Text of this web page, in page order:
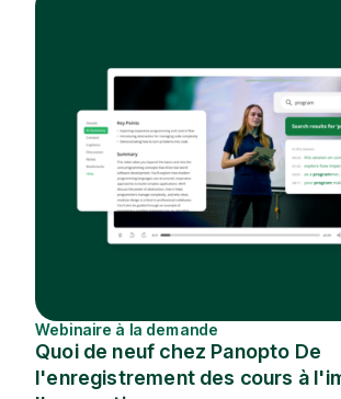
Webinaire à la demande
Quoi de neuf chez Panopto De
l'enregistrement des cours à